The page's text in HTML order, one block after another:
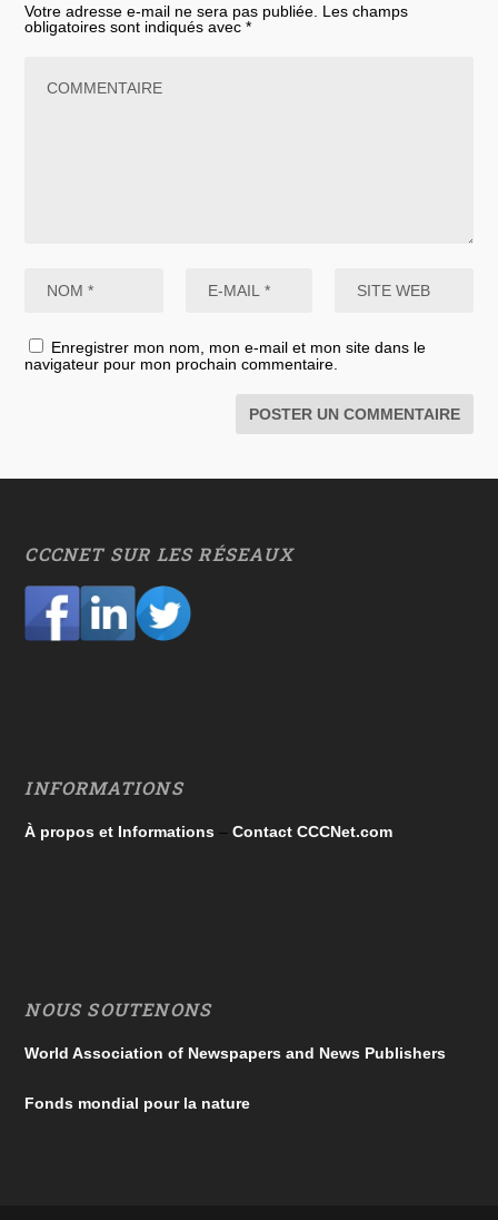
Votre adresse e-mail ne sera pas publiée. Les champs
obligatoires sont indiqués avec*
Enregistrer mon nom, mon e-mail et mon site dans le
navigateur pour mon prochain commentaire.
CCCNET SUR LES RÉSEAUX
INFORMATIONS
À propos et Informations –Contact CCCNet.com
NOUS SOUTENONS
World Association of Newspapers and News Publishers
Fonds mondial pour la nature